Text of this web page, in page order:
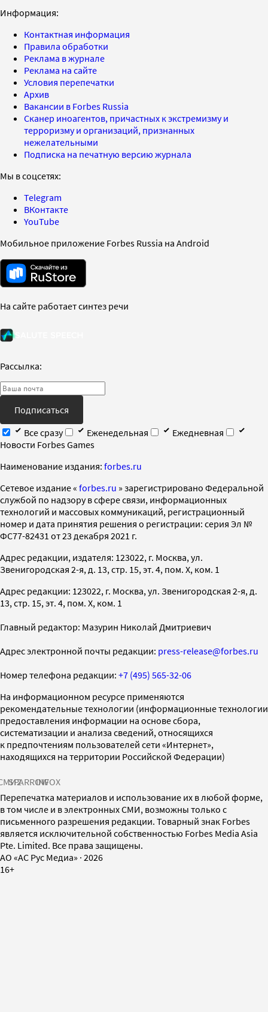
Информация:
Контактная информация
Правила обработки
Реклама в журнале
Реклама на сайте
Условия перепечатки
Архив
Вакансии в Forbes Russia
Сканер иноагентов, причастных к экстремизму и
терроризму и организаций, признанных
нежелательными
Подписка на печатную версию журнала
Мы в соцсетях:
Telegram
ВКонтакте
YouTube
Мобильное приложение Forbes Russia на Android
На сайте работает синтез речи
Рассылка:
Подписаться
Все сразу
Еженедельная
Ежедневная
Новости Forbes Games
Наименование издания: forbes.ru
Cетевое издание « forbes.ru » зарегистрировано Федеральной
службой по надзору в сфере связи, информационных
технологий и массовых коммуникаций, регистрационный
номер и дата принятия решения о регистрации: серия Эл №
ФС77-82431 от 23 декабря 2021 г.
Адрес редакции, издателя: 123022, г. Москва, ул.
Звенигородская 2-я, д. 13, стр. 15, эт. 4, пом. X, ком. 1
Адрес редакции: 123022, г. Москва, ул. Звенигородская 2-я, д.
13, стр. 15, эт. 4, пом. X, ком. 1
Главный редактор: Мазурин Николай Дмитриевич
Адрес электронной почты редакции: press-release@forbes.ru
Номер телефона редакции: +7 (495) 565-32-06
На информационном ресурсе применяются
рекомендательные технологии (информационные технологии
предоставления информации на основе сбора,
систематизации и анализа сведений, относящихся
к предпочтениям пользователей сети «Интернет»,
находящихся на территории Российской Федерации)
SPARROWINFOX
Перепечатка материалов и использование их в любой форме,
в том числе и в электронных СМИ, возможны только с
письменного разрешения редакции. Товарный знак Forbes
является исключительной собственностью Forbes Media Asia
Pte. Limited. Все права защищены.
AO «АС Рус Медиа» · 2026
16+